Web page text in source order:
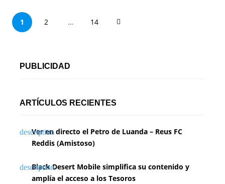
P
g
n
c
ó
1 2 … 14
PUBLICIDAD
ARTÍCULOS RECIENTES
Ver en directo el Petro de Luanda – Reus FC
Reddis (Amistoso)
Black Desert Mobile simplifica su contenido y
amplía el acceso a los Tesoros